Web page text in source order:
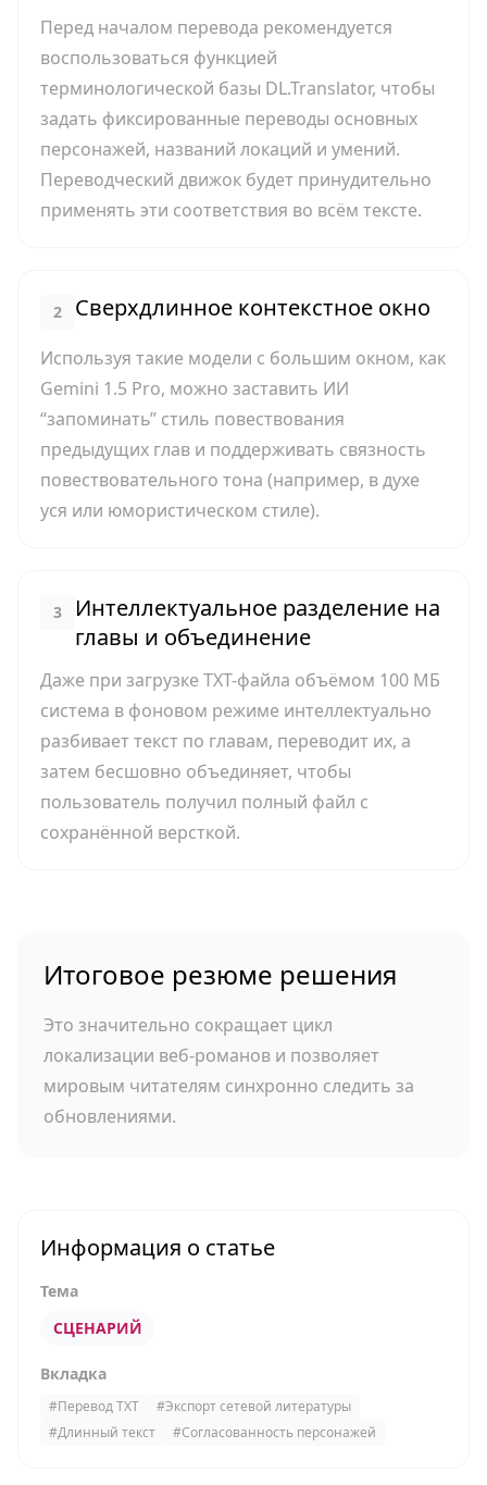
Перед началом перевода рекомендуется
воспользоваться функцией
терминологической базы DL.Translator, чтобы
задать фиксированные переводы основных
персонажей, названий локаций и умений.
Переводческий движок будет принудительно
применять эти соответствия во всём тексте.
2 Сверхдлинное контекстное окно
Используя такие модели с большим окном, как
Gemini 1.5 Pro, можно заставить ИИ
“запоминать” стиль повествования
предыдущих глав и поддерживать связность
повествовательного тона (например, в духе
уся или юмористическом стиле).
3
Интеллектуальное разделение на
главы и объединение
Даже при загрузке TXT-файла объёмом 100 МБ
система в фоновом режиме интеллектуально
разбивает текст по главам, переводит их, а
затем бесшовно объединяет, чтобы
пользователь получил полный файл с
сохранённой версткой.
Итоговое резюме решения
Это значительно сокращает цикл
локализации веб-романов и позволяет
мировым читателям синхронно следить за
обновлениями.
Информация о статье
Тема
СЦЕНАРИЙ
Вкладка
#Перевод TXT #Экспорт сетевой литературы
#Длинный текст #Согласованность персонажей